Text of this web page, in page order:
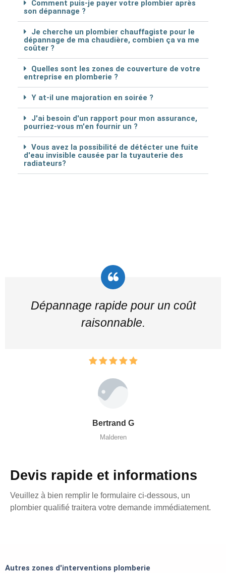
Comment puis-je payer votre plombier après
son dépannage ?
Je cherche un plombier chauffagiste pour le
dépannage de ma chaudière, combien ça va me
coûter ?
Quelles sont les zones de couverture de votre
entreprise en plomberie ?
Y at-il une majoration en soirée ?
J'ai besoin d'un rapport pour mon assurance,
pourriez-vous m'en fournir un ?
Vous avez la possibilité de détécter une fuite
d'eau invisible causée par la tuyauterie des
radiateurs?
Dépannage rapide pour un coût
raisonnable.
Bertrand G
Malderen
Devis rapide et informations
Veuillez à bien remplir le formulaire ci-dessous, un
plombier qualifié traitera votre demande immédiatement.
Autres zones d'interventions plomberie